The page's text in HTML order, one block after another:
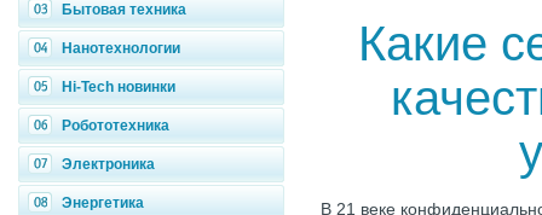
Бытовая техника
Нанотехнологии
Hi-Tech новинки
Робототехника
Электроника
Энергетика
Какие
В 21 веке